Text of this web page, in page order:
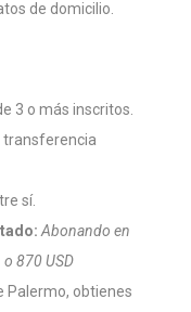
de domicilio.
3 o más inscritos.
transferencia
sí.
Abonando en
o 870 USD
Palermo, obtienes